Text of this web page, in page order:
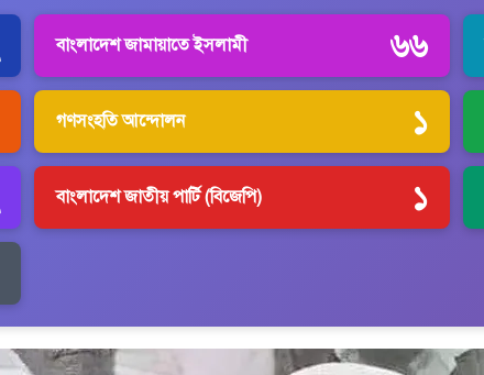
বাংলাদেশ জামায়াতে ইসলামী ৬৬
গণসংহতি আন্দোলন ১
বাংলাদেশ জাতীয় পার্টি (বিজেপি) ১